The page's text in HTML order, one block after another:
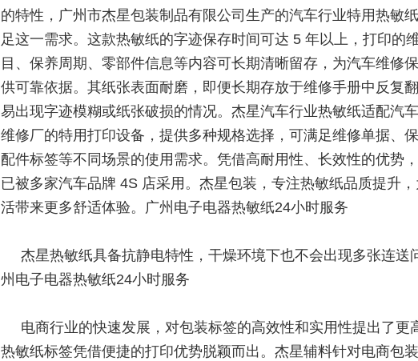
的特性，广州市杰星包装制品有限公司生产的汽车行业特用热敏
足这一需求。这款热敏纸的字迹保存时间可达 5 年以上，打印的
目、保养周期、零部件信息等内容可长期清晰留存，为汽车维修
供可靠依据。其纸张表面耐磨，即便长期存放于维修手册中反复
易出现字迹模糊或纸张破损的情况。杰星汽车行业热敏纸适配汽
维修厂的特用打印设备，提供多种规格选择，可满足维修单据、
配件标签等不同场景的使用需求。凭借高耐用性、长效性的优势
已被多家汽车品牌 4S 店采用。杰星包装，专注热敏纸品质提升
活带来更多舒适体验。广州电子电器热敏纸24小时服务
杰星热敏纸具备抗静电特性，干燥环境下也不会出现多张连送
州电子电器热敏纸24小时服务
电商行业的快速发展，对包装标签的高效性和实用性提出了更
热敏纸标签凭借便捷的打印优势脱颖而出。杰星辅料针对电商包